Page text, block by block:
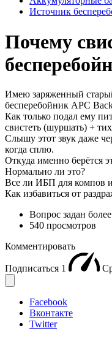
Источник
Почему
Имею заряженный
бесперебойник APC
Как только подал ему
свистеть (шуршать) +
Слышу этот звук даже
когда сплю.
Откуда именно берётся
Нормально ли это?
Все ли ИБП для компов
Как избавиться от
Вопрос задан
540 просмотров
Комментировать
Подписаться 1
Facebook
Вконтакте
Twitter